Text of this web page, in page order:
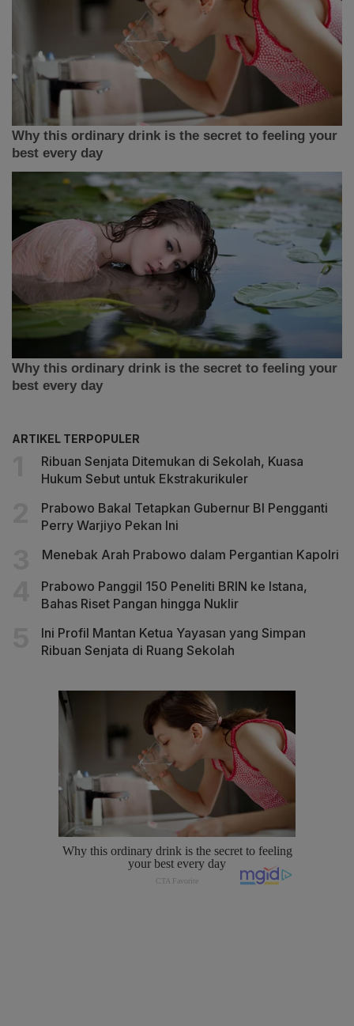
ARTIKEL TERPOPULER
Ribuan Senjata Ditemukan di Sekolah, Kuasa
Hukum Sebut untuk Ekstrakurikuler
Prabowo Bakal Tetapkan Gubernur BI Pengganti
Perry Warjiyo Pekan Ini
Menebak Arah Prabowo dalam Pergantian Kapolri
Prabowo Panggil 150 Peneliti BRIN ke Istana,
Bahas Riset Pangan hingga Nuklir
Ini Profil Mantan Ketua Yayasan yang Simpan
Ribuan Senjata di Ruang Sekolah